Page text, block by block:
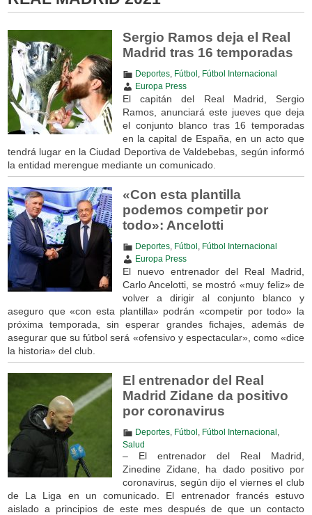
Sergio Ramos deja el Real
Madrid tras 16 temporadas
Deportes, Fútbol
Fútbol Internacional
Europa Press
El capitán del Real Madrid, Sergio
Ramos, anunciará este jueves que deja
el conjunto blanco tras 16 temporadas
en la capital de España, en un acto que
tendrá lugar en la Ciudad Deportiva de Valdebebas, según informó
la entidad merengue mediante un comunicado.
«Con esta plantilla
podemos competir por
todo»: Ancelotti
Deportes, Fútbol
Fútbol Internacional
Europa Press
El nuevo entrenador del Real Madrid,
Carlo Ancelotti, se mostró «muy feliz» de
volver a dirigir al conjunto blanco y
aseguro que «con esta plantilla» podrán «competir por todo» la
próxima temporada, sin esperar grandes fichajes, además de
asegurar que su fútbol será «ofensivo y espectacular», como «dice
la historia» del club.
El entrenador del Real
Madrid Zidane da positivo
por coronavirus
Deportes, Fútbol Fútbol Internacional
Salud
– El entrenador del Real Madrid,
Zinedine Zidane, ha dado positivo por
coronavirus, según dijo el viernes el club
de La Liga en un comunicado. El entrenador francés estuvo
aislado a principios de este mes después de que un contacto